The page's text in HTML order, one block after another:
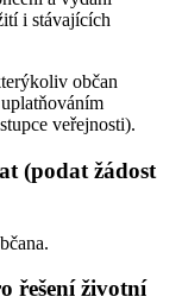
i stávajících
občan
veřejnosti).
(podat žádost
řešení životní